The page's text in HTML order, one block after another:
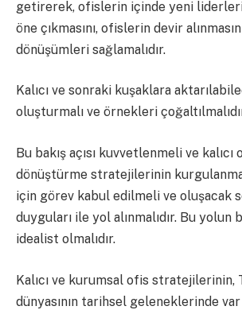
getirerek, ofislerin içinde yeni
öne çıkmasını, ofislerin devir
dönüşümleri sağlamalıdır.
Kalıcı ve sonraki kuşaklara
oluşturmalı ve örnekleri
Bu bakış açısı kuvvetlenmeli ve
dönüştürme stratejilerinin
için görev kabul edilmeli ve oluşacak
duyguları ile yol alınmalıdır. Bu yolun
idealist olmalıdır.
Kalıcı ve kurumsal ofis stratejilerinin,
dünyasının tarihsel geleneklerinde